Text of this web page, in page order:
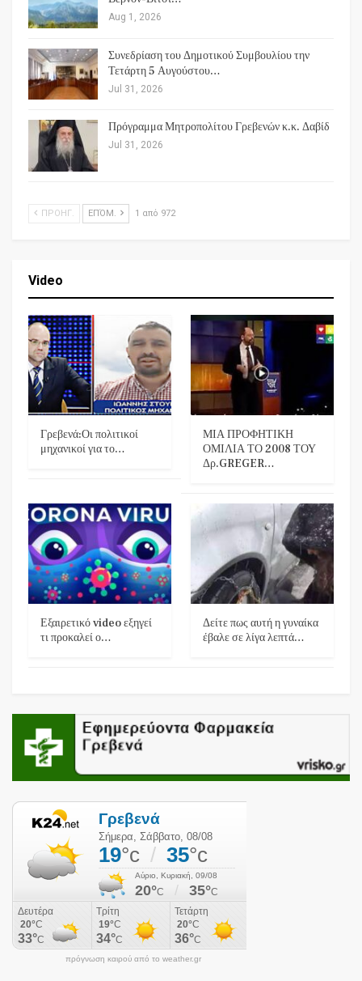
Aug 1, 2026
Συνεδρίαση του Δημοτικού Συμβουλίου την
Τετάρτη 5 Αυγούστου…
Jul 31, 2026
Πρόγραμμα Μητροπολίτου Γρεβενών κ.κ. Δαβίδ
Jul 31, 2026
ΠΡΟΗΓ. ΕΠΌΜ. 1 από 972
Video
Γρεβενά:Οι πολιτικοί
μηχανικοί για το…
ΜΙΑ ΠΡΟΦΗΤΙΚΗ
ΟΜΙΛΙΑ ΤΟ 2008 ΤΟΥ
Δρ.GREGER…
Εξαιρετικό video εξηγεί
τι προκαλεί ο…
Δείτε πως αυτή η γυναίκα
έβαλε σε λίγα λεπτά…
πρόγνωση καιρού από το weather.gr